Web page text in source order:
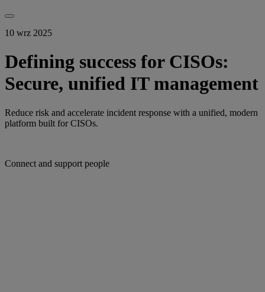
10 wrz 2025
Defining success for CISOs:
Secure, unified IT management
Reduce risk and accelerate incident response with a unified, modern
platform built for CISOs.
Connect and support people